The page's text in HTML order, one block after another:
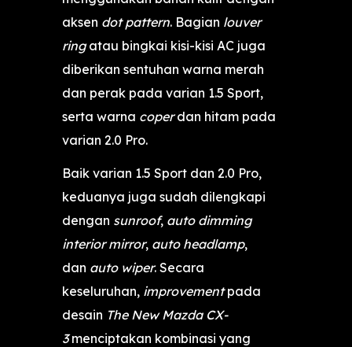
aksen dot pattern. Bagian louver
ringatau bingkai kisi-kisi AC juga
diberikan sentuhan warna merah
dan perak pada varian 1.5 Sport,
serta warna coperdan hitam pada
varian 2.0 Pro.
Baik varian 1.5 Sport dan 2.0 Pro,
keduanya juga sudah dilengkapi
dengan sunroof, auto dimming
interior mirror, auto headlamp,
dan auto wiper. Secara
keseluruhan, improvementpada
desain The New Mazda CX-
3menciptakan kombinasi yang